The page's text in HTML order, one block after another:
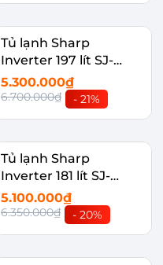
Tủ lạnh Sharp
Inverter 197 lít SJ-
X215V-DG
5.300.000₫
6.700.000₫ - 21%
Tủ lạnh Sharp
Inverter 181 lít SJ-
X198V-DG
5.100.000₫
6.350.000₫ - 20%